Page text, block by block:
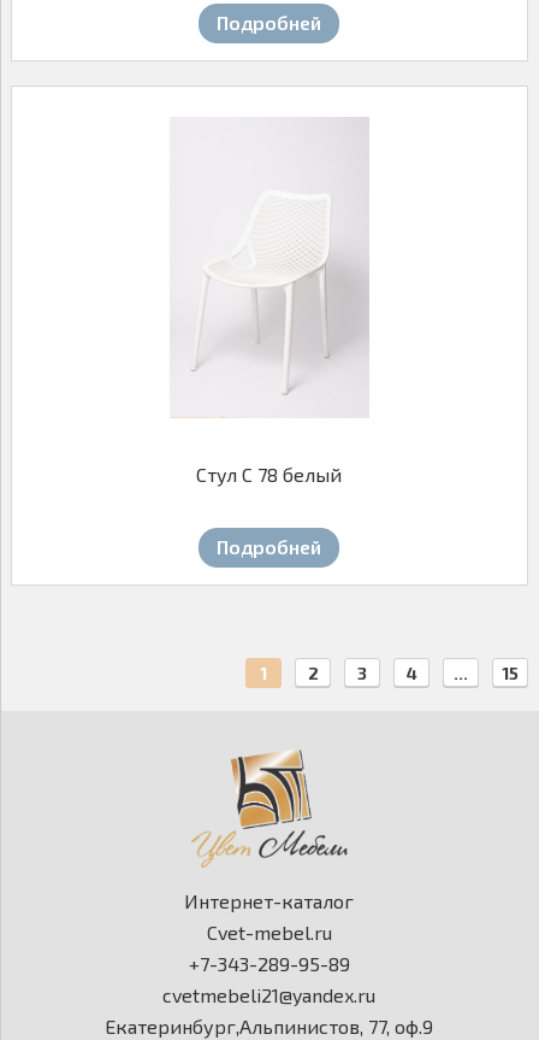
Подробней
Стул С 78 белый
Подробней
1 2 3 4 ... 15
Интернет-каталог
Cvet-mebel.ru
+7-343-289-95-89
cvetmebeli21@yandex.ru
Екатеринбург,Альпинистов, 77, оф.9